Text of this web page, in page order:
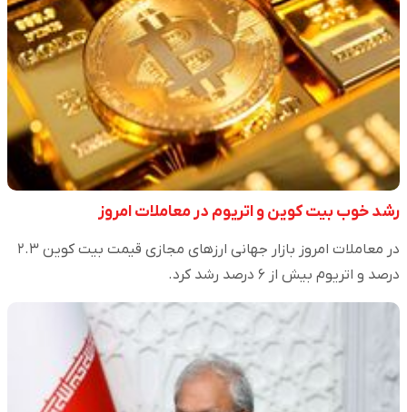
رشد خوب بیت کوین و اتریوم در معاملات امروز
در معاملات امروز بازار جهانی ارزهای مجازی قیمت بیت کوین ۲.۳
درصد و اتریوم بیش از ۶ درصد رشد کرد.